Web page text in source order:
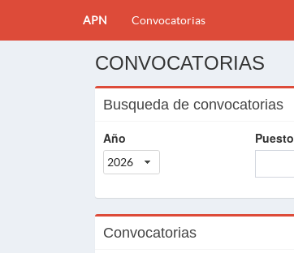
APN Convocatorias
CONVOCATORIAS
Busqueda de convocatorias
Año
2026
Puesto
Convocatorias